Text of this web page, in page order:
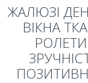
ЖАЛЮЗІ
ВІКНА